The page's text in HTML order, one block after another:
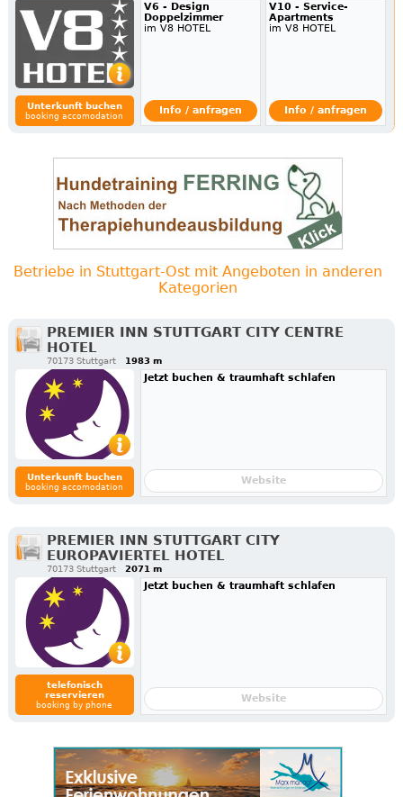
Unterkunft buchen
booking accomodation
V6 - Design
Doppelzimmer
im V8 HOTEL
Info / anfragen
V10 - Service-
Apartments
im V8 HOTEL
Info / anfragen
Betriebe in Stuttgart-Ost mit Angeboten in anderen
Kategorien
PREMIER INN STUTTGART CITY CENTRE
HOTEL
70173 Stuttgart 1983 m
Unterkunft buchen
booking accomodation
Jetzt buchen & traumhaft schlafen
Website
PREMIER INN STUTTGART CITY
EUROPAVIERTEL HOTEL
70173 Stuttgart 2071 m
telefonisch
reservieren
booking by phone
Jetzt buchen & traumhaft schlafen
Website